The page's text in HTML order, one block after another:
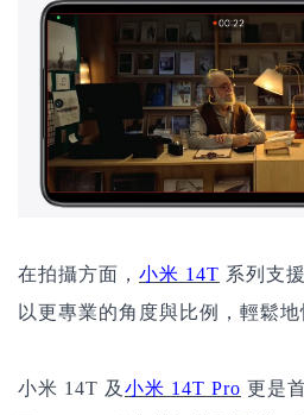
在拍攝方面， 小米 14T 系列支
以更專業的角度與比例，輕鬆地
小米 14T 及 小米 14T Pro 更是